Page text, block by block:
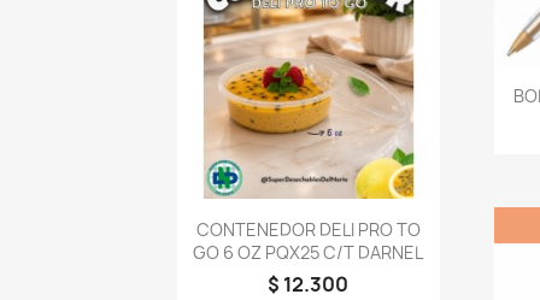
Vista rápida
CONTENEDOR DELI PRO TO
GO 6 OZ PQX25 C/T DARNEL
$ 12.300